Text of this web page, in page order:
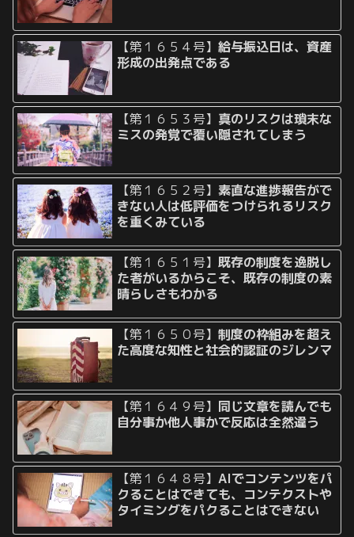
【第１６５４号】給与振込日は、資産
形成の出発点である
【第１６５３号】 真のリスクは瑣末な
ミスの発覚で覆い隠されてしまう
【第１６５２号】素直な進捗報告がで
きない人は低評価をつけられるリスク
を重くみている
【第１６５１号】既存の制度を逸脱し
た者がいるからこそ、既存の制度の素
晴らしさもわかる
【第１６５０号】制度の枠組みを超え
た高度な知性と社会的認証のジレンマ
【第１６４９号】 同じ文章を読んでも
自分事か他人事かで反応は全然違う
【第１６４８号】AIでコンテンツをパ
クることはできても、コンテクストや
タイミングをパクることはできない